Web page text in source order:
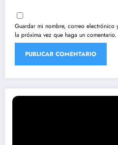
Guardar mi nombre, correo electrónico
la próxima vez que haga un comentario.